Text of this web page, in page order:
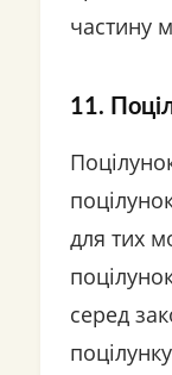
частину
11.
для тих
серед